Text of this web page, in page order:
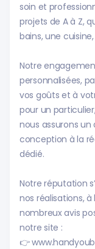
soin et
projets de A à Z,
bains, une
Notre
personnalisées,
vos goûts et à
pour un
nous assurons
conception à la
dédié.
Notre réputation
nos réalisations,
nombreux avis
notre site :
👉